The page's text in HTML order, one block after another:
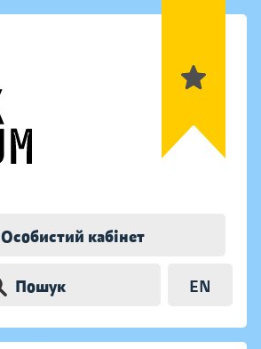
Особистий кабінет
Пошук EN